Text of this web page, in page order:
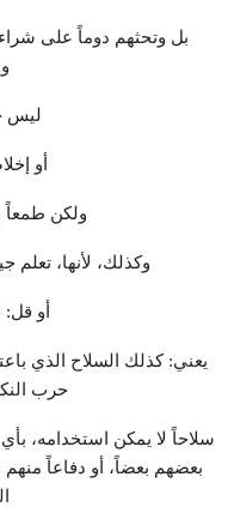
بل وتحثهم دوماً على
ليس
أو
ولكن طمعاً
وكذلك، لأنها، تعلم
أو
يعني: كذلك السلاح الذي
حرب النكبة
سلاحاً لا يمكن استخدامه،
بعضهم بعضاً، أو دفاعاً